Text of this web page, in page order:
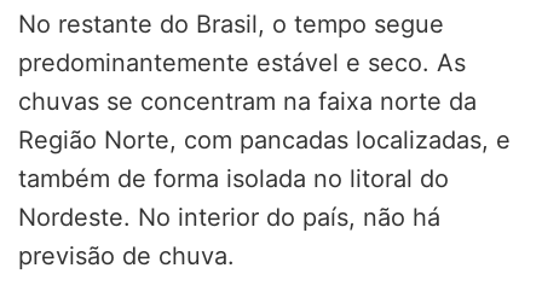
No restante do Brasil, o tempo segue
predominantemente estável e seco. As
chuvas se concentram na faixa norte da
Região Norte, com pancadas localizadas, e
também de forma isolada no litoral do
Nordeste. No interior do país, não há
previsão de chuva.